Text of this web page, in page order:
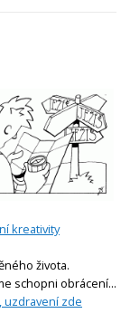
kreativity
života.
schopni obrácení...
uzdravení zde